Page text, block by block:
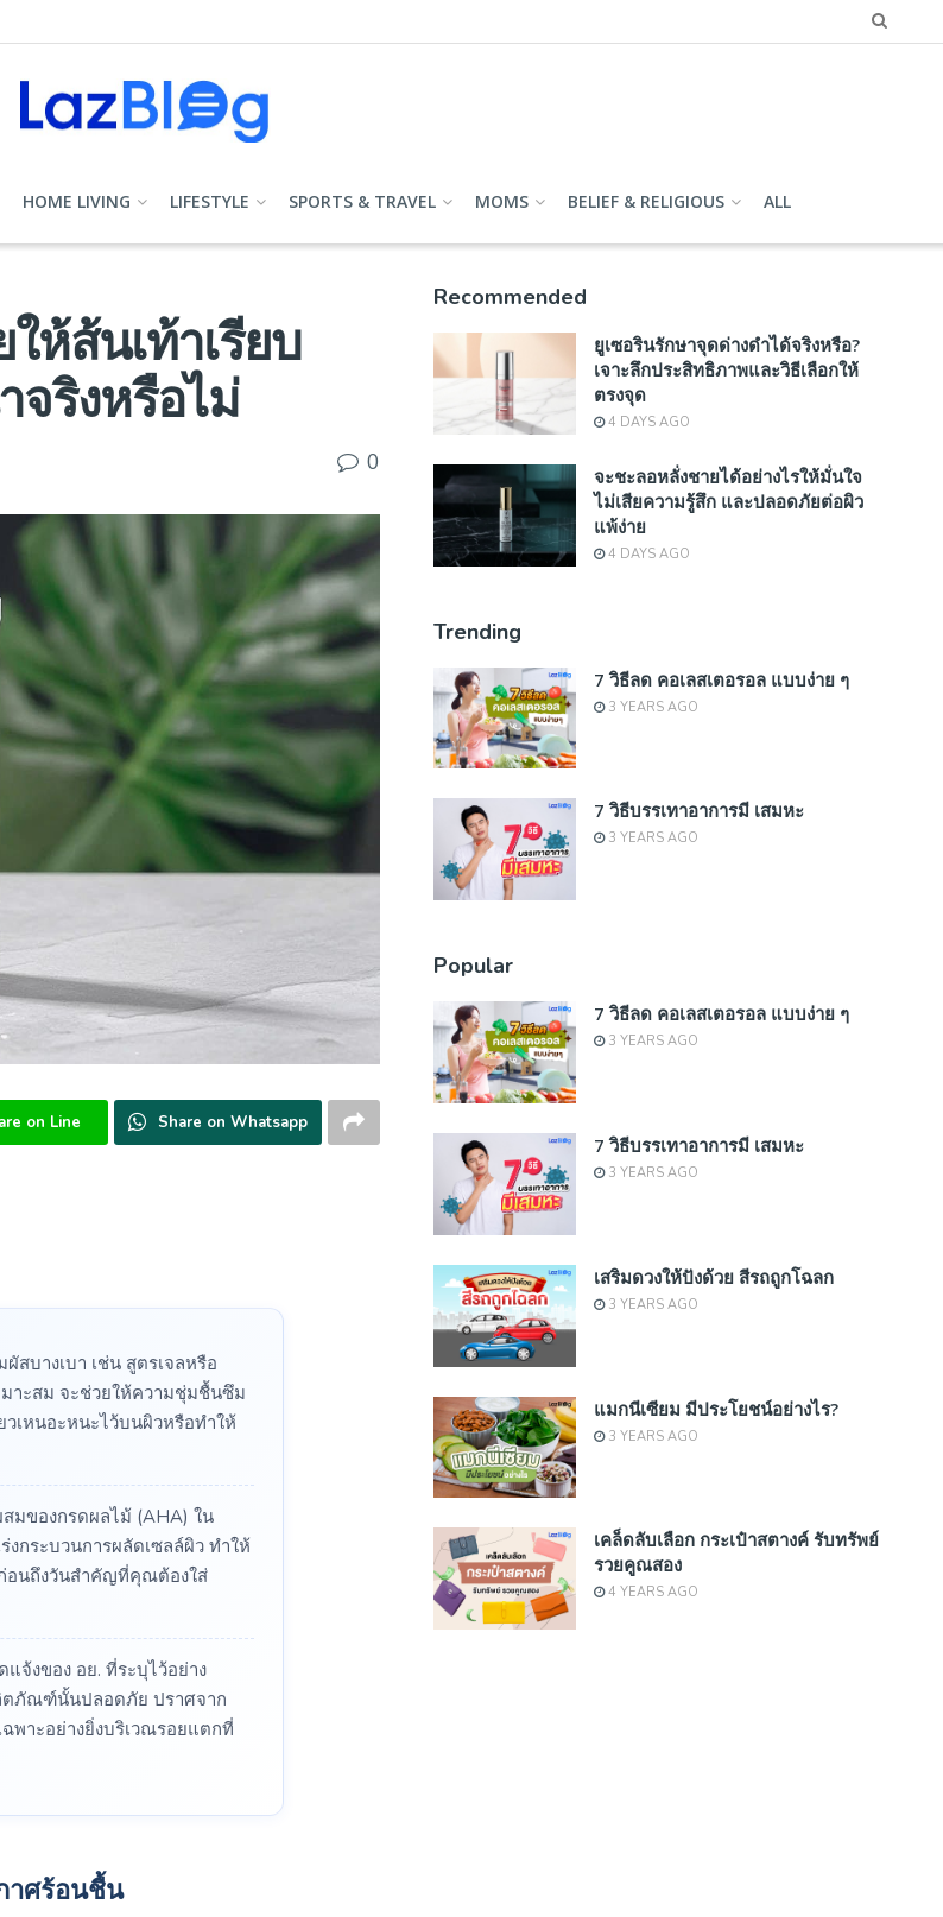
HOME LIVING LIFESTYLE SPORTS & TRAVEL MOMS BELIEF & RELIGIOUS ALL
ห้ส้นเท้าเรียบ
จริงหรือไม่
0
on Line Share on Whatsapp
สบางเบา เช่น สูตรเจลหรือ
าะสม จะช่วยให้ความชุ่มชื้นซึม
วเหนอะหนะไว้บนผิวหรือทำให้
ของกรดผลไม้ (AHA) ใน
งกระบวนการผลัดเซลล์ผิว ทำให้
อนถึงวันสำคัญที่คุณต้องใส่
จ้งของ อย. ที่ระบุไว้อย่าง
ตภัณฑ์นั้นปลอดภัย ปราศจาก
พาะอย่างยิ่งบริเวณรอยแตกที่
าศร้อนชื้น
Recommended
ยูเซอรินรักษาจุดด่างดำได้จริงหรือ?
เจาะลึกประสิทธิภาพและวิธีเลือกให้
ตรงจุด
4 DAYS AGO
จะชะลอหลั่งชายได้อย่างไรให้มั่นใจ
ไม่เสียความรู้สึก และปลอดภัยต่อผิว
แพ้ง่าย
4 DAYS AGO
Trending
7 วิธีลด คอเลสเตอรอล แบบง่าย ๆ
3 YEARS AGO
7 วิธีบรรเทาอาการมี เสมหะ
3 YEARS AGO
Popular
7 วิธีลด คอเลสเตอรอล แบบง่าย ๆ
3 YEARS AGO
7 วิธีบรรเทาอาการมี เสมหะ
3 YEARS AGO
เสริมดวงให้ปังด้วย สีรถถูกโฉลก
3 YEARS AGO
แมกนีเซียม มีประโยชน์อย่างไร?
3 YEARS AGO
เคล็ดลับเลือก กระเป๋าสตางค์ รับทรัพย์
รวยคูณสอง
4 YEARS AGO